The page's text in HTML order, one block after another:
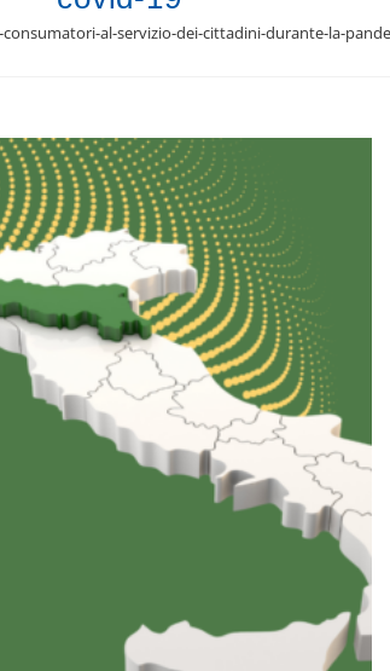
al-servizio-dei-cittadini-durante-la-